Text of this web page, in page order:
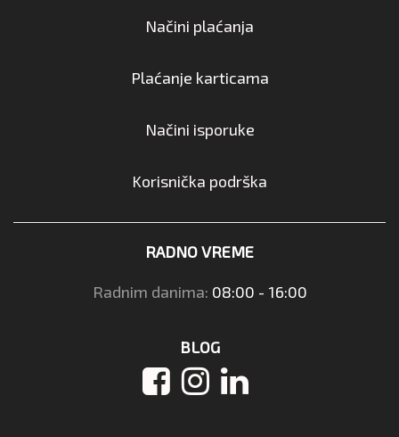
Načini plaćanja
Plaćanje karticama
Načini isporuke
Korisnička podrška
RADNO VREME
Radnim danima: 08:00 - 16:00
BLOG